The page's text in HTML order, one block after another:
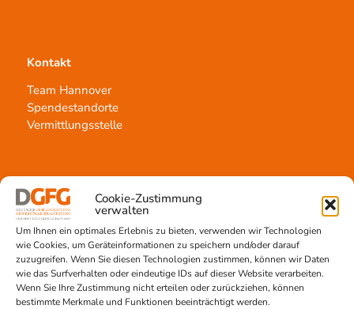
Cookie-Zustimmung
verwalten
Um Ihnen ein optimales Erlebnis zu bieten, verwenden wir Technologien
wie Cookies, um Geräteinformationen zu speichern und/oder darauf
zuzugreifen. Wenn Sie diesen Technologien zustimmen, können wir Daten
wie das Surfverhalten oder eindeutige IDs auf dieser Website verarbeiten.
Wenn Sie Ihre Zustimmung nicht erteilen oder zurückziehen, können
bestimmte Merkmale und Funktionen beeinträchtigt werden.
Kontakt
Team Hannover
Spendestandorte
Vermittlungsstelle
Gewebetransplantation
Gewebeprozessierung
Transplantatvermittlung
Transplantat bestellen